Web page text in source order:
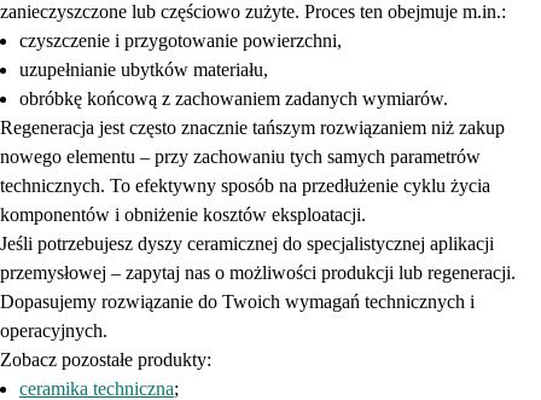
zanieczyszczone lub częściowo zużyte. Proces ten obejmuje m.in.:
czyszczenie i przygotowanie powierzchni,
uzupełnianie ubytków materiału,
obróbkę końcową z zachowaniem zadanych wymiarów.
Regeneracja jest często znacznie tańszym rozwiązaniem niż zakup
nowego elementu – przy zachowaniu tych samych parametrów
technicznych. To efektywny sposób na przedłużenie cyklu życia
komponentów i obniżenie kosztów eksploatacji.
Jeśli potrzebujesz dyszy ceramicznej do specjalistycznej aplikacji
przemysłowej – zapytaj nas o możliwości produkcji lub regeneracji.
Dopasujemy rozwiązanie do Twoich wymagań technicznych i
operacyjnych.
Zobacz pozostałe produkty:
ceramika techniczna;